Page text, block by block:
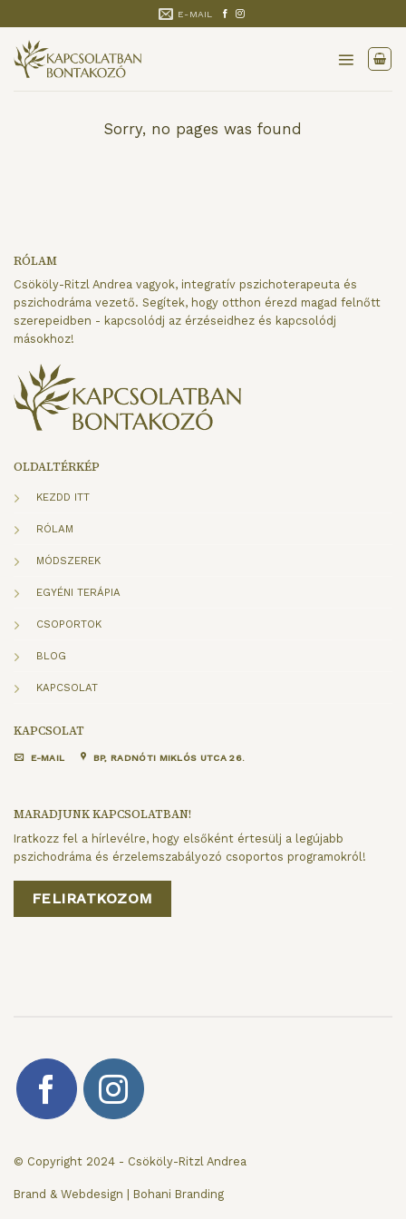
to
content
E-MAIL
Sorry, no pages was found
RÓLAM
Csököly-Ritzl Andrea vagyok, integratív pszichoterapeuta és
pszichodráma vezető. Segítek, hogy otthon érezd magad felnőtt
szerepeidben - kapcsolódj az érzéseidhez és kapcsolódj
másokhoz!
OLDALTÉRKÉP
KEZDD ITT
RÓLAM
MÓDSZEREK
EGYÉNI TERÁPIA
CSOPORTOK
BLOG
KAPCSOLAT
KAPCSOLAT
E-MAIL BP, RADNÓTI MIKLÓS UTCA 26.
MARADJUNK KAPCSOLATBAN!
Iratkozz fel a hírlevélre, hogy elsőként értesülj a legújabb
pszichodráma és érzelemszabályozó csoportos programokról!
FELIRATKOZOM
© Copyright 2024 - Csököly-Ritzl Andrea
Brand & Webdesign | Bohani Branding